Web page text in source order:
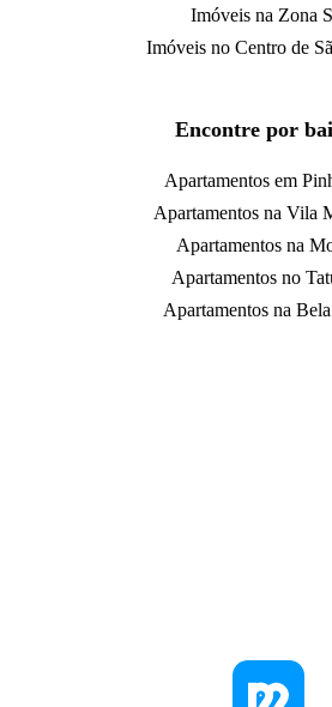
Imóveis na Zona
Imóveis no Centro de
Encontre por
Apartamentos em
Apartamentos na Vila
Apartamentos na
Apartamentos no
Apartamentos na